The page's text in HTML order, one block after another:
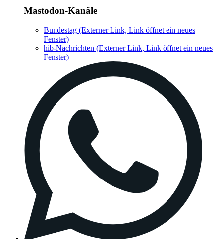
Mastodon-Kanäle
Bundestag (Externer Link, Link öffnet ein neues
Fenster)
hib-Nachrichten (Externer Link, Link öffnet ein neues
Fenster)